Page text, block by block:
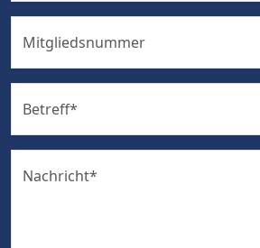
Mitgliedsnummer
Betreff*
Nachricht*